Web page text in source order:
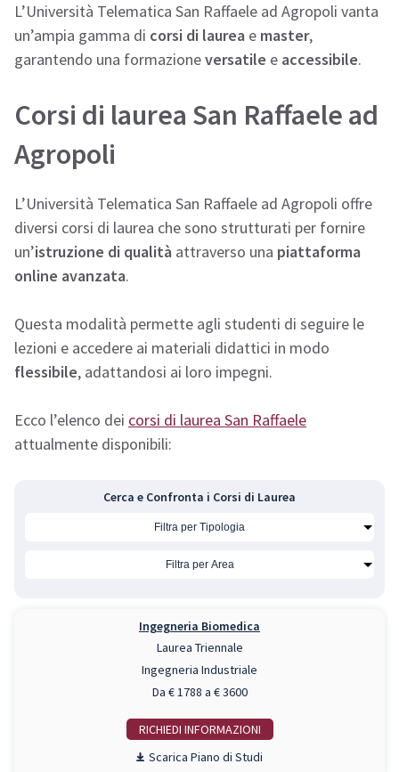
L’Università Telematica San Raffaele ad Agropoli vanta
un’ampia gamma di corsi di laurea e master,
garantendo una formazioneversatile e accessibile.
Corsi di laurea San Raffaele ad
Agropoli
L’Università Telematica San Raffaele ad Agropoli offre
diversi corsi di laurea che sono strutturati per fornire
un’istruzione di qualità attraverso una piattaforma
online avanzata.
Questa modalità permette agli studenti di seguire le
lezioni e accedere ai materiali didattici in modo
flessibile, adattandosi ai loro impegni.
Ecco l’elenco dei corsi di laurea San Raffaele
attualmente disponibili:
Cerca e Confronta i Corsi di Laurea
Ingegneria Biomedica
Laurea Triennale
Ingegneria Industriale
Da € 1788 a € 3600
RICHIEDI INFO
Piano di Studi